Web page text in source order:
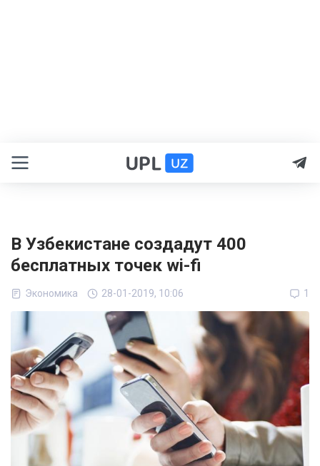
В Узбекистане создадут 400
бесплатных точек wi-fi
Экономика 28-01-2019, 10:06 1